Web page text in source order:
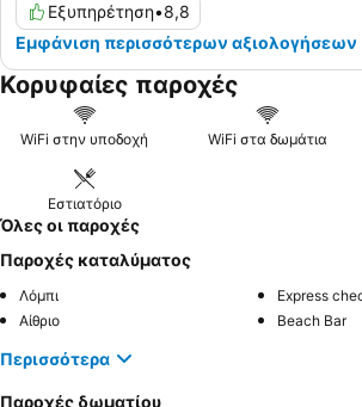
Εξυπηρέτηση•8,8
Εμφάνιση περισσότερων αξιολογήσεων
Κορυφαίες παροχές
WiFi στην υποδοχή WiFi στα δωμάτια
Εστιατόριο
Όλες οι παροχές
Παροχές καταλύματος
Λόμπι
Express
Αίθριο
Beach Bar
Περισσότερα
Παροχές δωματίου